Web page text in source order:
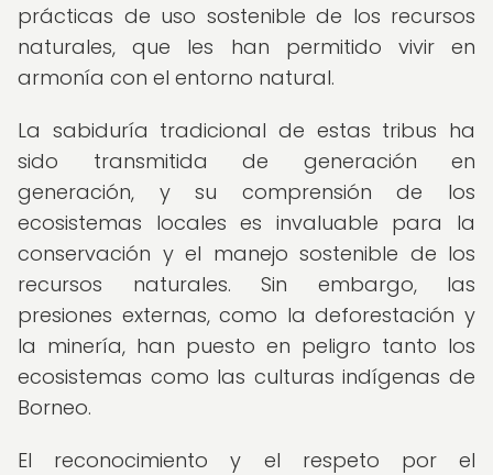
prácticas de uso sostenible de los recursos
naturales, que les han permitido vivir en
armonía con el entorno natural.
La sabiduría tradicional de estas tribus ha
sido transmitida de generación en
generación, y su comprensión de los
ecosistemas locales es invaluable para la
conservación y el manejo sostenible de los
recursos naturales. Sin embargo, las
presiones externas, como la deforestación y
la minería, han puesto en peligro tanto los
ecosistemas como las culturas indígenas de
Borneo.
El reconocimiento y el respeto por el